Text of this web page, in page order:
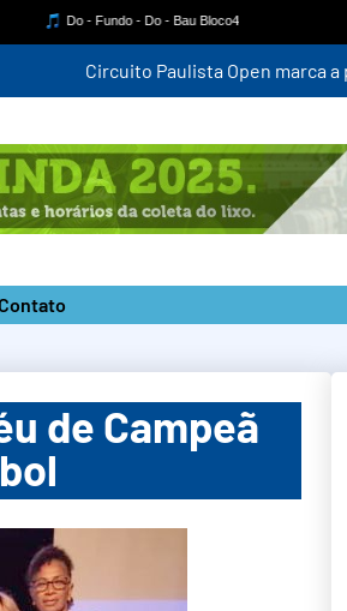
do ‘João do Pulo’
de Campeã